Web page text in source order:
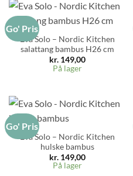
Go' Pris
Eva Solo – Nordic Kitchen
salattang bambus H26 cm
kr.149,00
På lager
Go' Pris
Eva Solo – Nordic Kitchen
hulske bambus
kr.149,00
På lager